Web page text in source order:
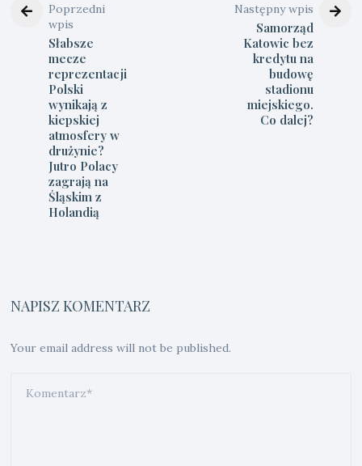
Poprzedni
wpis
Słabsze
mecze
reprezentacji
Polski
wynikają z
kiepskiej
atmosfery w
drużynie?
Jutro Polacy
zagrają na
Śląskim z
Holandią
Następny wpis
Samorząd
Katowic bez
kredytu na
budowę
stadionu
miejskiego.
Co dalej?
NAPISZ KOMENTARZ
Your email address will not be published.